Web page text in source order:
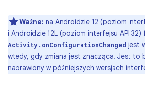
Ważne: na Androidzie 12 (poziom
i Androidzie 12L (poziom interfejsu API 32)
Activity.onConfigurationChanged jest
wtedy, gdy zmiana jest znacząca. Jest to
naprawiony w późniejszych wersjach